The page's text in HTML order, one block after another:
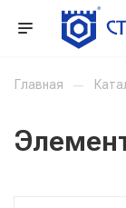
Главная —